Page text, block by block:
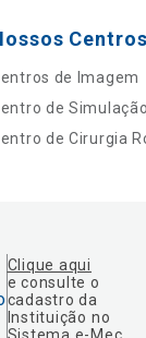
Centros
de Imagem
de
de Cirurgia
Clique aqui
e consulte o
cadastro da
Instituição no